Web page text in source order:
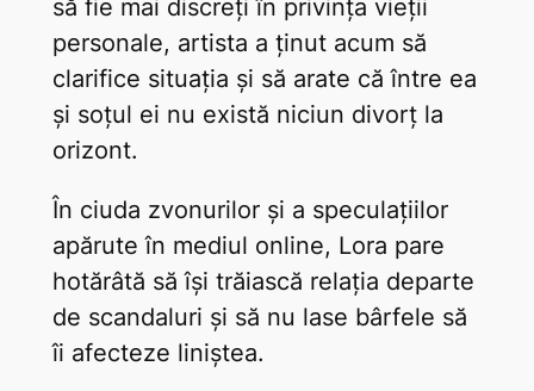
să fie mai discreți în privința vieții
personale, artista a ținut acum să
clarifice situația și să arate că între ea
și soțul ei nu există niciun divorț la
orizont.
În ciuda zvonurilor și a speculațiilor
apărute în mediul online, Lora pare
hotărâtă să își trăiască relația departe
de scandaluri și să nu lase bârfele să
îi afecteze liniștea.